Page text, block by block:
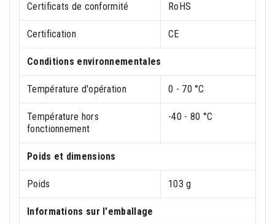
Certificats de conformité RoHS
Certification CE
Conditions environnementales
Température d'opération 0 - 70 °C
Température hors
fonctionnement
-40 - 80 °C
Poids et dimensions
Poids 103 g
Informations sur l'emballage